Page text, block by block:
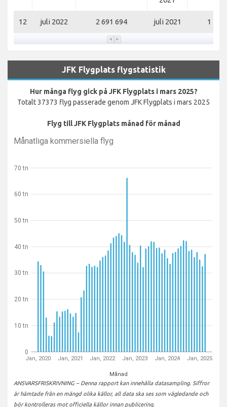
12 juli 2022 2 691 694 juli 2021 1 789
JFK Flygplats flygstatistik
Hur många flyg gick på JFK Flygplats i mars 2025?
Totalt 37373 flyg passerade genom JFK Flygplats i mars 2025
Flyg till JFK Flygplats månad för månad
Månatliga kommersiella flyg
Jan, 2020 Jan, 2021 Jan, 2022 Jan, 2023 Jan, 2024 Jan, 2025
Månad
0
10 tn
20 tn
30 tn
40 tn
50 tn
60 tn
70 tn
ANSVARSFRISKRIVNING – Denna rapport kan innehålla datasampling. Siffror
är hämtade från en mängd olika källor, all data ska ses som vägledande och
bör kontrolleras mot officiella källor innan publicering.